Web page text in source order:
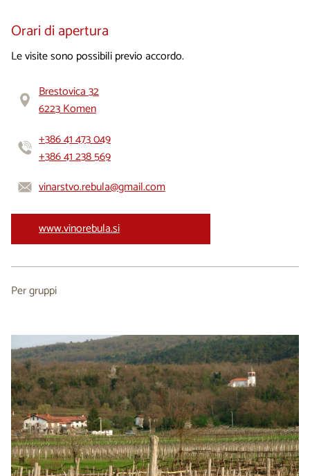
Orari di apertura
Le visite sono possibili previo accordo.
Brestovica 32
6223 Komen
+386 41 473 049
+386 41 238 569
vinarstvo.rebula@gmail.com
www.vinorebula.si
Per gruppi